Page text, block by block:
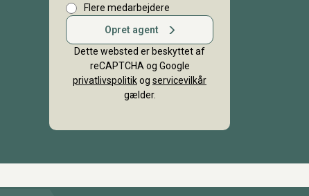
Flere medarbejdere
Opret agent
Dette websted er beskyttet af
reCAPTCHA og Google
privatlivspolitikog servicevilkår
gælder.